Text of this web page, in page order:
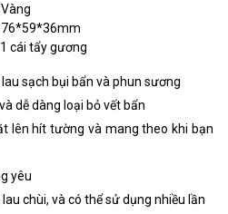
76*59*36mm
cái tẩy gương
sạch bụi bẩn và phun sương
dễ dàng loại bỏ vết bẩn
lên hít tường và mang theo khi bạn
yêu
chùi, và có thể sử dụng nhiều lần